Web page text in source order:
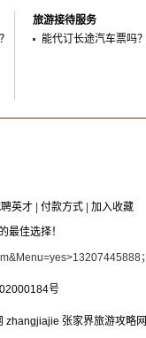
旅游接待服务
能代订长途汽车票吗？
英才 付款方式
加入收藏
最佳选择！
；
号
zhangjiajie 张家界旅游攻略网